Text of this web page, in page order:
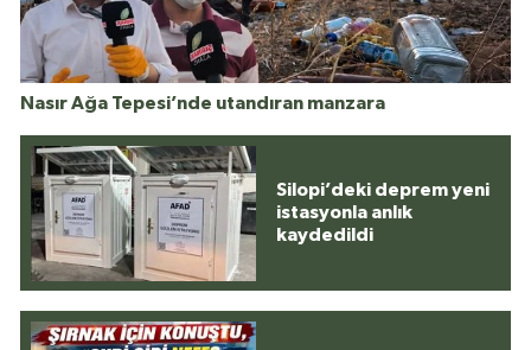
Nasır Ağa Tepesi’nde utandıran manzara
Silopi’deki deprem yeni
istasyonla anlık
kaydedildi